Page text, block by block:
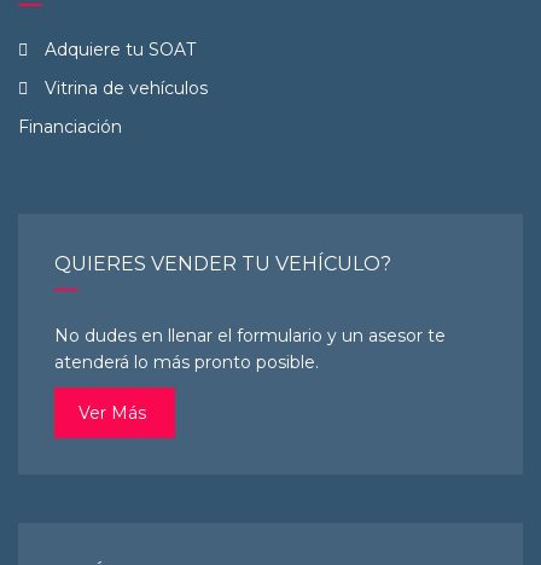
Adquiere tu SOAT
Vitrina de vehículos
Financiación
QUIERES VENDER TU VEHÍCULO?
No dudes en llenar el formulario y un asesor te
atenderá lo más pronto posible.
Ver Más